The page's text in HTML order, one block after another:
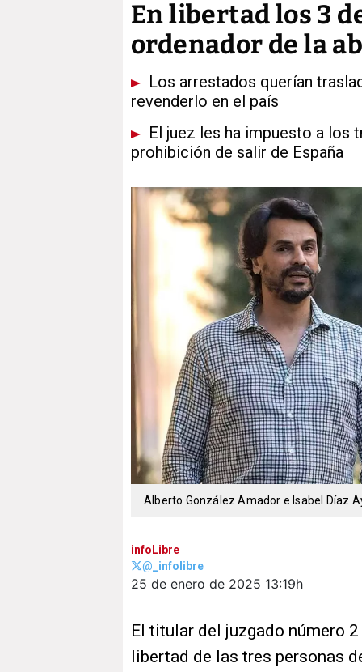
En libertad los 3
ordenador de la
Los arrestados querían
revenderlo en el país
El juez les ha impuesto a los
prohibición de salir de España
Alberto González Amador e Isabel Díaz
infoLibre
@_infolibre
25 de enero de 2025 13:19h
El titular del juzgado número
libertad de las tres personas